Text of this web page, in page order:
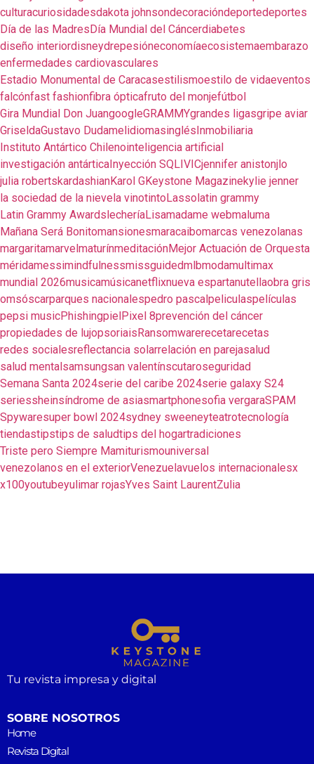
culturacuriosidadesdakota johnsondecoracióndeportedeportes
Día de las Madres Día Mundial del Cáncerdiabetes
diseño interiordisneydrepesióneconomíaecosistemaembarazo
enfermedades cardiovasculares
Estadio Monumental de Caracasestilismoestilo de vidaeventos
falcónfast fashionfibra ópticafruto del monjefútbol
Gira Mundial Don JuangoogleGRAMMYgrandes ligasgripe aviar
GriseldaGustavo Dudamel idiomasinglés Inmobiliaria
Instituto Antártico Chilenointeligencia artificial
investigación antártica Inyección SQL IVICjennifer anistonjlo
julia robertskardashianKarol GKeystone Magazinekylie jenner
la sociedad de la nieve la vinotinto Lasso latin grammy
Latin Grammy Awards lecheríaLisamadame webmaluma
Mañana Será Bonitomansionesmaracaibomarcas venezolanas
margaritamarvel maturínmeditaciónMejor Actuación de Orquesta
méridamessimindfulnessmissguidedmlbmodamultimax
mundial 2026musicamúsicanetflixnueva espartanutellaobra gris
omsóscarparques nacionalespedro pascal peliculaspelículas
pepsi musicPhishingpiel Pixel 8prevención del cáncer
propiedades de lujopsoriais Ransomwarerecetarecetas
redes socialesreflectancia solarrelación en parejasalud
salud mental samsungsan valentínscutaroseguridad
Semana Santa 2024serie del caribe 2024serie galaxy S24
seriessheinsíndrome de asiasmartphonesofia vergaraSPAM
Spywaresuper bowl 2024sydney sweeneyteatrotecnología
tiendastipstips de saludtips del hogartradiciones
Triste pero Siempre Mamiturismouniversal
venezolanos en el exteriorVenezuelavuelos internacionalesx
x100youtubeyulimar rojasYves Saint LaurentZulia
Tu revista impresa y digital
SOBRE NOSOTROS
Home
Revista Digital